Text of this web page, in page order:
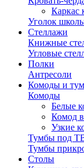
Каркас
Уголок
Стеллажи
Книжные
Угловые
Полки
Антресоли
Комоды и
Комоды
Белые
Комод
Узкие
Тумбы под
Тумбы
Столы